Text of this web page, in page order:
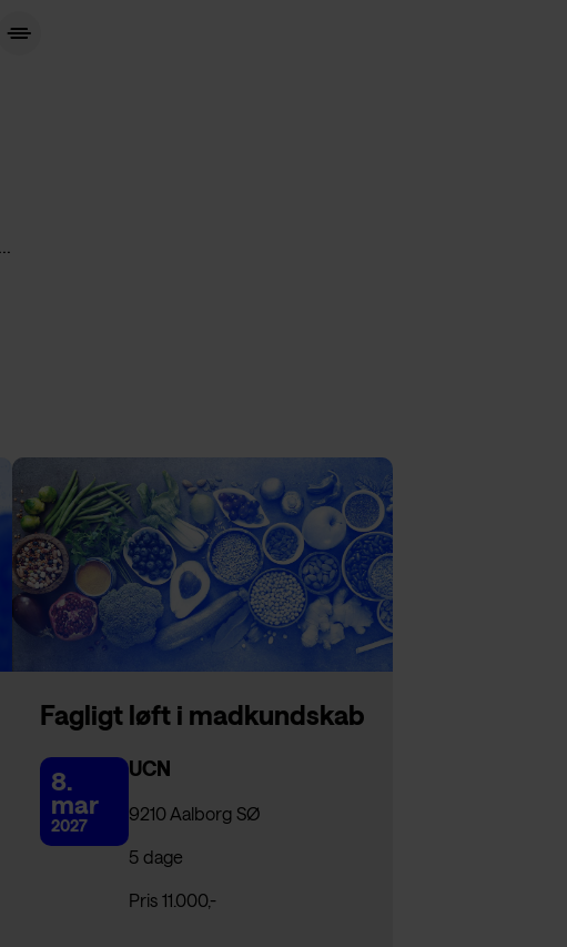
Fagligt løft i madkundskab
8.
mar
2027
UCN
9210 Aalborg SØ
5 dage
Pris 11.000,-